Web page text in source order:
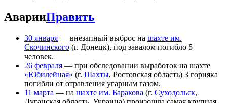
АварииПравить
30 января — внезапный выброс на шахте им.
Скочинского (г. Донецк), под завалом погибло 5
человек.
26 февраля — при обследовании выработок на шахте
«Юбилейная» (г. Шахты, Ростовская область) 3 горняка
погибли от отравления угарным газом.
11 марта — на шахте им. Баракова (г. Суходольск,